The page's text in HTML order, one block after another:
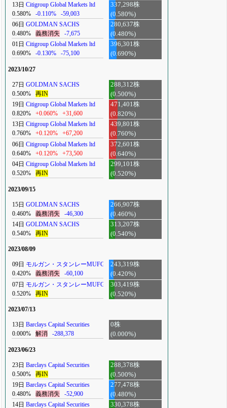
13日 Citigroup Global Markets ltd
0.580%
-0.110% -59,003
337,298株
(0.580%)
06日 GOLDMAN SACHS
0.480%
義務消失 -7,675
280,637株
(0.480%)
01日 Citigroup Global Markets ltd
0.690%
-0.130% -75,100
396,301株
(0.690%)
2023/10/27
27日 GOLDMAN SACHS
0.500%
再IN
288,312株
(0.500%)
19日 Citigroup Global Markets ltd
0.820%
+0.060% +31,600
471,401株
(0.820%)
13日 Citigroup Global Markets ltd
0.760%
+0.120% +67,200
439,801株
(0.760%)
06日 Citigroup Global Markets ltd
0.640%
+0.120% +73,500
372,601株
(0.640%)
04日 Citigroup Global Markets ltd
0.520%
再IN
299,101株
(0.520%)
2023/09/15
15日 GOLDMAN SACHS
0.460%
義務消失 -46,300
266,907株
(0.460%)
14日 GOLDMAN SACHS
0.540%
再IN
313,207株
(0.540%)
2023/08/09
09日 モルガン・スタンレーMUFG
0.420%
義務消失 -60,100
243,319株
(0.420%)
07日 モルガン・スタンレーMUFG
0.520%
再IN
303,419株
(0.520%)
2023/07/13
13日 Barclays Capital Securities
0.000%
解消 -288,378
0株
(0.000%)
2023/06/23
23日 Barclays Capital Securities
0.500%
再IN
288,378株
(0.500%)
19日 Barclays Capital Securities
0.480%
義務消失 -52,900
277,478株
(0.480%)
14日 Barclays Capital Securities
330,378株